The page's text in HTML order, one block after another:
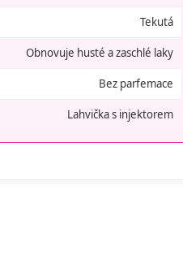
Tekutá
Obnovuje husté a zaschlé laky
Bez parfemace
Lahvička s injektorem